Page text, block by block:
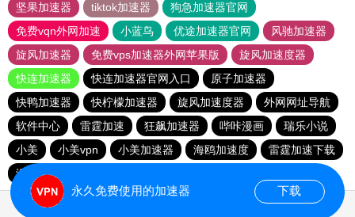
坚果加速器
tiktok加速器
狗急加速器官网
免费vqn外网加速
小蓝鸟 优途加速器官网
风驰加速器
旋风加速器
免费vps加速器外网苹果版
旋风加速度器
快连加速器
快连加速器官网入口
原子加速器
快鸭加速器
快柠檬加速器 旋风加速度器
外网网址导航
软件中心
雷霆加速 狂飙加速器 哔咔漫画
瑞乐小说
小美
小美vpn 小美加速器 海鸥加速度
雷霆加速下载
海鸥加速器下载
永久免费使用的加速器 下载